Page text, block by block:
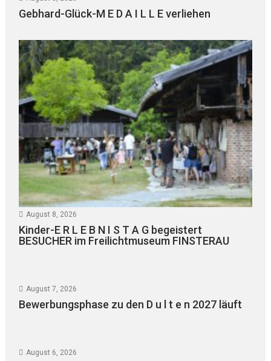
Gebhard-Glück-M E D A I L L E verliehen
August 8, 2026
Kinder-E R L E B N I S T A G begeistert
BESUCHER im Freilichtmuseum FINSTERAU
August 7, 2026
Bewerbungsphase zu den D u l t e n 2027 läuft
August 6, 2026